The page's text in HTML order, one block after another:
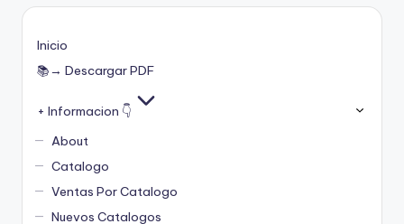
Inicio
📚→ Descargar PDF
+ Informacion 👇
About
Catalogo
Ventas Por Catalogo
Nuevos Catalogos